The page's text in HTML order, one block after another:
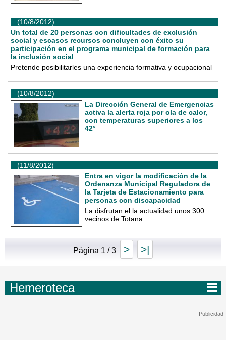
(10/8/2012)
Un total de 20 personas con dificultades de exclusión
social y escasos recursos concluyen con éxito su
participación en el programa municipal de formación para
la inclusión social
Pretende posibilitarles una experiencia formativa y ocupacional
(10/8/2012)
La Dirección General de Emergencias
activa la alerta roja por ola de calor,
con temperaturas superiores a los
42°
(11/8/2012)
Entra en vigor la modificación de la
Ordenanza Municipal Reguladora de
la Tarjeta de Estacionamiento para
personas con discapacidad
La disfrutan el la actualidad unos 300
vecinos de Totana
Página 1 / 3 > >|
Hemeroteca